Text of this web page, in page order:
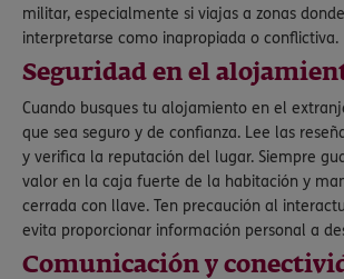
militar, especialmente si viajas a zonas
interpretarse como inapropiada o conflictiva.
Seguridad en el
Cuando busques tu alojamiento en el
que sea seguro y de confianza. Lee las
y verifica la reputación del lugar. Siempre
valor en la caja fuerte de la habitación y
cerrada con llave. Ten precaución al
evita proporcionar información personal a
Comunicación y